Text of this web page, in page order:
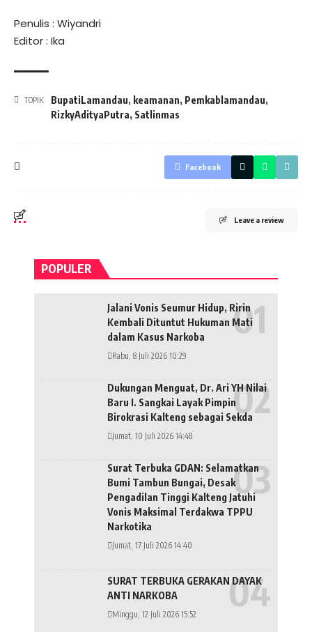
Penulis : Wiyandri
Editor : Ika
TOPIK BupatiLamandau, keamanan, Pemkablamandau,
RizkyAdityaPutra, Satlinmas
Facebook
Leave a review
POPULER
Jalani Vonis Seumur Hidup, Ririn
Kembali Dituntut Hukuman Mati
dalam Kasus Narkoba
Rabu, 8 Juli 2026 10:29
Dukungan Menguat, Dr. Ari YH Nilai
Baru I. Sangkai Layak Pimpin
Birokrasi Kalteng sebagai Sekda
Jumat, 10 Juli 2026 14:48
Surat Terbuka GDAN: Selamatkan
Bumi Tambun Bungai, Desak
Pengadilan Tinggi Kalteng Jatuhi
Vonis Maksimal Terdakwa TPPU
Narkotika
Jumat, 17 Juli 2026 14:40
SURAT TERBUKA GERAKAN DAYAK
ANTI NARKOBA
Minggu, 12 Juli 2026 15:52